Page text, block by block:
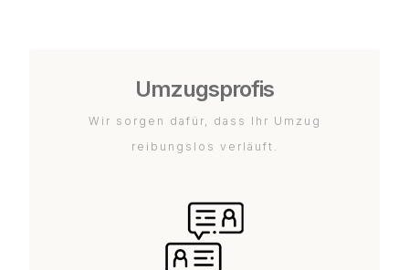
Umzugsprofis
Wir sorgen dafür, dass Ihr Umzug
reibungslos verläuft.